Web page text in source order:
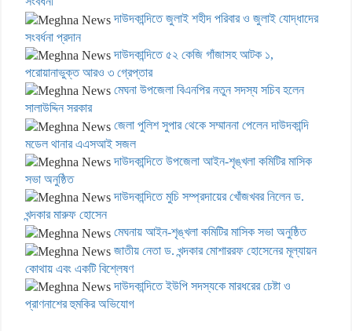
দাউদকান্দিতে জুলাই শহীদ পরিবার ও জুলাই যোদ্ধাদের
সংবর্ধনা প্রদান
দাউদকান্দিতে ৫২ কেজি গাঁজাসহ আটক ১,
পরোয়ানাভুক্ত আরও ৩ গ্রেপ্তার
মেঘনা উপজেলা বিএনপির নতুন সদস্য সচিব হলেন
সালাউদ্দিন সরকার
জেলা পুলিশ সুপার থেকে সম্মাননা পেলেন দাউদকান্দি
মডেল থানার এএসআই সজল
দাউদকান্দিতে উপজেলা আইন-শৃঙ্খলা কমিটির মাসিক
সভা অনুষ্ঠিত
দাউদকান্দিতে মুচি সম্প্রদায়ের খোঁজখবর নিলেন ড.
খন্দকার মারুফ হোসেন
মেঘনায় আইন-শৃঙ্খলা কমিটির মাসিক সভা অনুষ্ঠিত
জাতীয় নেতা ড. খন্দকার মোশাররফ হোসেনের মূল্যায়ন
কোথায় এবং একটি বিশ্লেষণ
দাউদকান্দিতে ইউপি সদস্যকে মারধরের চেষ্টা ও
প্রাণনাশের হুমকির অভিযোগ